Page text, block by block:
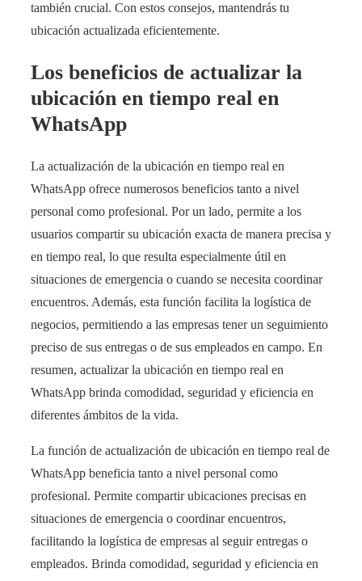
también crucial. Con estos consejos, mantendrás tu
ubicación actualizada eficientemente.
Los beneficios de actualizar la
ubicación en tiempo real en
WhatsApp
La actualización de la ubicación en tiempo real en
WhatsApp ofrece numerosos beneficios tanto a nivel
personal como profesional. Por un lado, permite a los
usuarios compartir su ubicación exacta de manera precisa y
en tiempo real, lo que resulta especialmente útil en
situaciones de emergencia o cuando se necesita coordinar
encuentros. Además, esta función facilita la logística de
negocios, permitiendo a las empresas tener un seguimiento
preciso de sus entregas o de sus empleados en campo. En
resumen, actualizar la ubicación en tiempo real en
WhatsApp brinda comodidad, seguridad y eficiencia en
diferentes ámbitos de la vida.
La función de actualización de ubicación en tiempo real de
WhatsApp beneficia tanto a nivel personal como
profesional. Permite compartir ubicaciones precisas en
situaciones de emergencia o coordinar encuentros,
facilitando la logística de empresas al seguir entregas o
empleados. Brinda comodidad, seguridad y eficiencia en